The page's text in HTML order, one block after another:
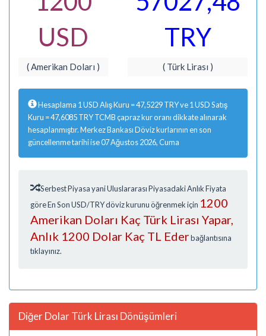
USD
TRY
( Amerikan Doları ) ( Türk Lirası )
Hesaplama 1 USD Alış Kuru = 47,5229 TRY ve 1 USD Satış
Kuru = 47,6085 TRY TCMB çapraz kur oranı dikkate alınarak
hesaplanmıştır. Merkez Bankası Döviz kurlarının en son
güncellenme tarihi ise 07 Ağustos 2026, Cuma
Serbest Piyasa yani Uluslararası Piyasadaki Anlık Fiyata
göre En Son USD/TRY döviz kurunu öğrenmek için 1200
Amerikan Doları Kaç Türk Lirası Yapar,
Anlık 1200 Dolar Kaç TL Ederbağlantısına
tıklayınız.
Diğer Dolar Türk Lirası Dönüşümleri